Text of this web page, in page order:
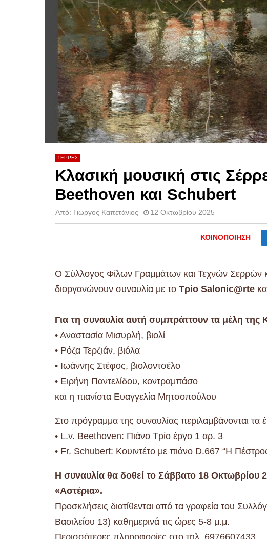
ΣΕΡΡΕΣ
Κλασική μουσική στις
Beethoven και Schubert
Από: Γιώργος Καπετάνιος 12 Οκτωβρίου 2025
ΚΟΙΝΟΠΟΊΗΣΗ
Ο Σύλλογος Φίλων Γραμμάτων και Τεχνών Σερρών
διοργανώνουν συναυλία με το Τρίο Salonic@rte
Για τη συναυλία αυτή συμπράττουν τα μέλη
• Αναστασία Μισυρλή, βιολί
• Ρόζα Τερζιάν, βιόλα
• Ιωάννης Στέφος, βιολοντσέλο
• Ειρήνη Παντελίδου, κοντραμπάσο
και η πιανίστα Ευαγγελία Μητσοπούλου
Στο πρόγραμμα της συναυλίας περιλαμβάνονται τα
• L.v. Beethoven: Πιάνο Τρίο έργο 1 αρ. 3
• Fr. Schubert: Κουιντέτο με πιάνο D.667 “Η
Η συναυλία θα δοθεί το Σάββατο 18 Οκτωβρίου
«Αστέρια».
Προσκλήσεις διατίθενται από τα γραφεία του
Βασιλείου 13) καθημερινά τις ώρες 5-8 μ.μ.
Περισσότερες πληροφορίες στο τηλ. 6976607433